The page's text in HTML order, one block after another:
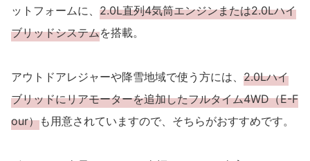
ットフォームに、 2.0L直列4気筒エンジンまたは2.0Lハイ
ブリッドシステムを搭載。
アウトドアレジャーや降雪地域で使う方には、 2.0Lハイ
ブリッドにリアモーターを追加したフルタイム4WD（E-F
our）も用意されていますので、そちらがおすすめです。